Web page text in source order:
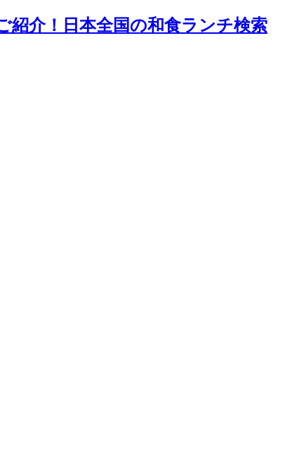
紹介！日本全国の和食ランチ検索